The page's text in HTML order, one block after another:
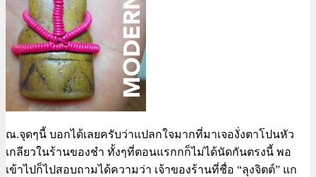
ณ.จุดๆนี้ บอกได้เลยครับว่าแปลกใจมากที่มาเจองั่งตาโปนหัว
เกลียวในร้านของชำ ทั้งๆที่ตอนแรกกก็ไม่ได้นัดกันตรงนี้ พอ
เข้าไปก็ไปสอบถามได้ความว่า เจ้าของร้านที่ชื่อ “ลุงจิตต์” แก